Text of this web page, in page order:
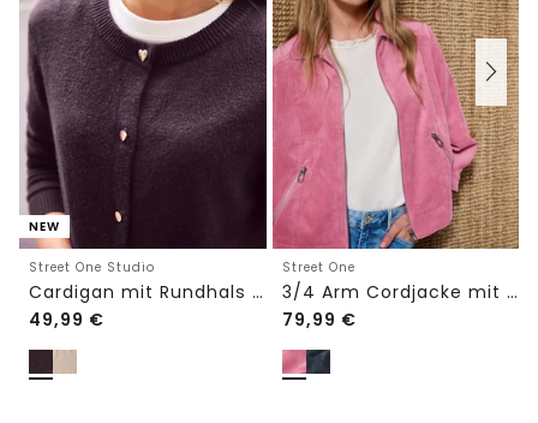
NEW
Street One Studio
Cardigan mit Rundhals und Knöpfen
49,99 €
Street One
3/4 Arm Cordjacke mit Hemdkragen
79,99 €